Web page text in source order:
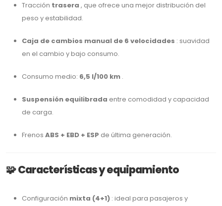
Tracción trasera , que ofrece una mejor distribución del
peso y estabilidad.
Caja de cambios manual de 6 velocidades : suavidad
en el cambio y bajo consumo.
Consumo medio: 6,5 l/100 km .
Suspensión equilibrada entre comodidad y capacidad
de carga.
Frenos ABS + EBD + ESP de última generación.
🧩Características y equipamiento
Configuración mixta (4+1) : ideal para pasajeros y